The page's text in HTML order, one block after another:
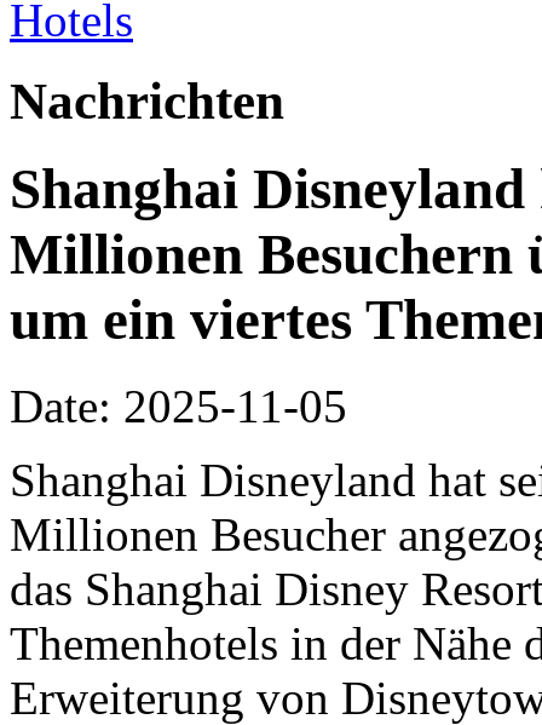
Nachrichten
Shanghai
Millionen
um ein viertes
Date: 2025-11-05
Shanghai Disneyland hat
Millionen Besucher
das Shanghai Disney
Themenhotels in der Nähe
Erweiterung von